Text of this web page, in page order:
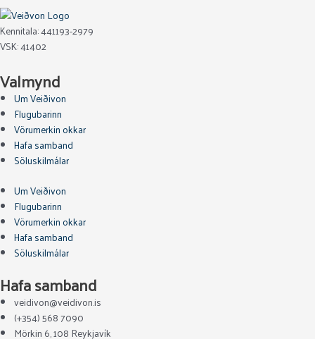
Kennitala: 441193-2979
VSK: 41402
Valmynd
Um Veiðivon
Flugubarinn
Vörumerkin okkar
Hafa samband
Söluskilmálar
Um Veiðivon
Flugubarinn
Vörumerkin okkar
Hafa samband
Söluskilmálar
Hafa samband
veidivon@veidivon.is
(+354) 568 7090
Mörkin 6, 108 Reykjavík